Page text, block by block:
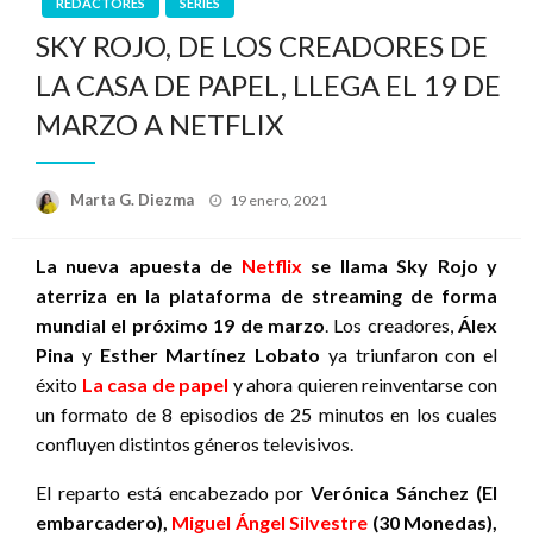
SKY ROJO, DE LOS CREADORES DE
LA CASA DE PAPEL, LLEGA EL 19 DE
MARZO A NETFLIX
Marta G. Diezma
Publicado
19 enero, 2021
La nueva apuesta de Netflix se llama Sky Rojo y
aterriza en la plataforma de streaming de forma
mundial el próximo 19 de marzo . Los creadores, Álex
Pina y Esther Martínez Lobato ya triunfaron con el
éxito La casa de papel y ahora quieren reinventarse con
un formato de 8 episodios de 25 minutos en los cuales
confluyen distintos géneros televisivos.
El reparto está encabezado porVerónica Sánchez (El
embarcadero), Miguel Ángel Silvestre (30 Monedas),